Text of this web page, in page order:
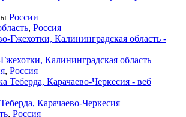
России
, Россия
Калининградская область
, Россия
Карачаево-Черкесия
, Россия